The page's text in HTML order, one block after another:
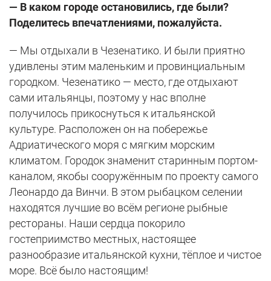
— В каком городе остановились, где были?
Поделитесь впечатлениями, пожалуйста.
— Мы отдыхали в Чезенатико. И были приятно
удивлены этим маленьким и провинциальным
городком. Чезенатико — место, где отдыхают
сами итальянцы, поэтому у нас вполне
получилось прикоснуться к итальянской
культуре. Расположен он на побережье
Адриатического моря с мягким морским
климатом. Городок знаменит старинным портом-
каналом, якобы сооружённым по проекту самого
Леонардо да Винчи. В этом рыбацком селении
находятся лучшие во всём регионе рыбные
рестораны. Наши сердца покорило
гостеприимство местных, настоящее
разнообразие итальянской кухни, тёплое и чистое
море. Всё было настоящим!